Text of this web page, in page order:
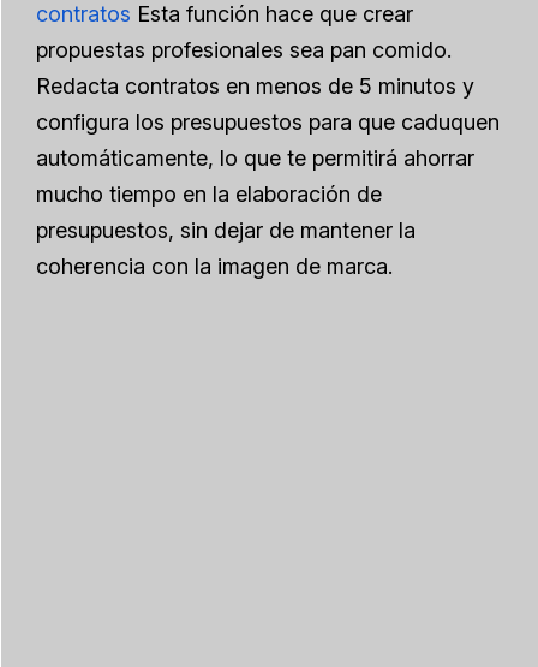
contratos Esta función hace que crear
propuestas profesionales sea pan comido.
Redacta contratos en menos de 5 minutos y
configura los presupuestos para que caduquen
automáticamente, lo que te permitirá ahorrar
mucho tiempo en la elaboración de
presupuestos, sin dejar de mantener la
coherencia con la imagen de marca.